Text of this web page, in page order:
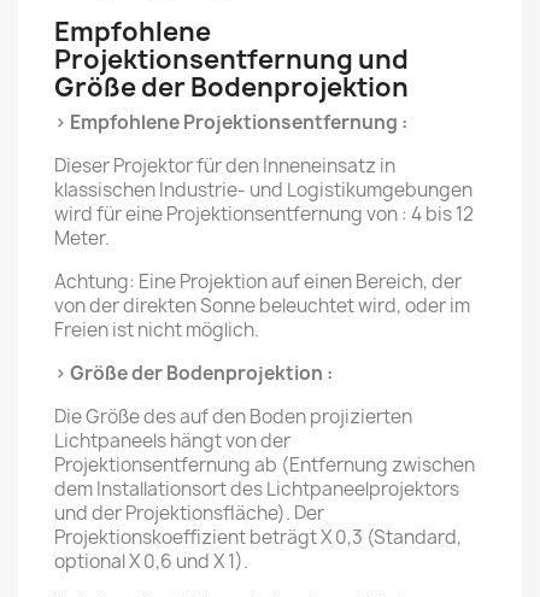
Empfohlene
Projektionsentfernung und
Größe der Bodenprojektion
> Empfohlene Projektionsentfernung :
Dieser Projektor für den Inneneinsatz in
klassischen Industrie- und Logistikumgebungen
wird für eine Projektionsentfernung von : 4 bis 12
Meter.
Achtung: Eine Projektion auf einen Bereich, der
von der direkten Sonne beleuchtet wird, oder im
Freien ist nicht möglich.
> Größe der Bodenprojektion :
Die Größe des auf den Boden projizierten
Lichtpaneels hängt von der
Projektionsentfernung ab (Entfernung zwischen
dem Installationsort des Lichtpaneelprojektors
und der Projektionsfläche). Der
Projektionskoeffizient beträgt X 0,3 (Standard,
optional X 0,6 und X 1).